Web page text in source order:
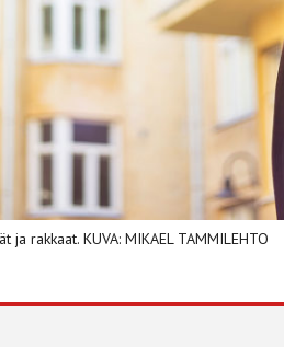
rakkaat. KUVA: ­MIKAEL TAMMILEHTO